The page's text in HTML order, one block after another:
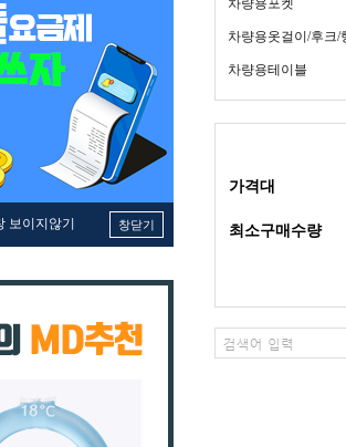
보이지않기 창닫기
차량용포켓
차량용옷걸이/후크/
차량용테이블
가격대
최소구매수량